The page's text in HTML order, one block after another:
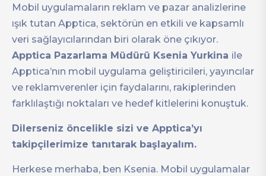
Mobil uygulamaların reklam ve pazar analizlerine
ışık tutan Apptica, sektörün en etkili ve kapsamlı
veri sağlayıcılarından biri olarak öne çıkıyor.
Apptica Pazarlama Müdürü Ksenia Yurkina ile
Apptica’nın mobil uygulama geliştiricileri, yayıncılar
ve reklamverenler için faydalarını, rakiplerinden
farklılaştığı noktaları ve hedef kitlelerini konuştuk.
Dilerseniz öncelikle sizi ve Apptica’yı
takipçilerimize tanıtarak başlayalım.
Herkese merhaba, ben Ksenia. Mobil uygulamalar